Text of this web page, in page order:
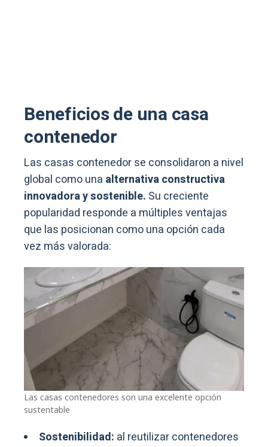
Beneficios de una casa
contenedor
Las casas contenedor se consolidaron a nivel
global como una alternativa constructiva
innovadora y sostenible. Su creciente
popularidad responde a múltiples ventajas
que las posicionan como una opción cada
vez más valorada:
Las casas contenedores son una excelente opción
sustentable
Sostenibilidad: al reutilizar contenedores